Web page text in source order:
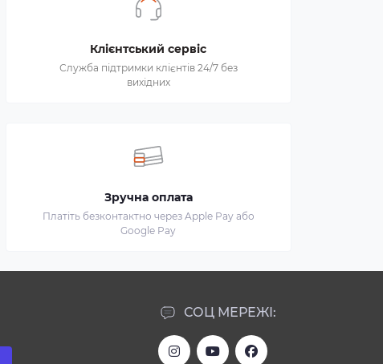
Клієнтський сервіс
Служба підтримки клієнтів 24/7 без
вихідних
Зручна оплата
Платіть безконтактно через Apple Pay або
Google Pay
СОЦ МЕРЕЖІ: